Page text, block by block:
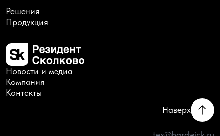
Решения
Продукция
Новости и медиа
Компания
Контакты
Наверх